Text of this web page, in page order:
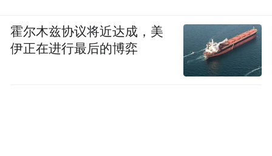
霍尔木兹协议将近达成，美
伊正在进行最后的博弈